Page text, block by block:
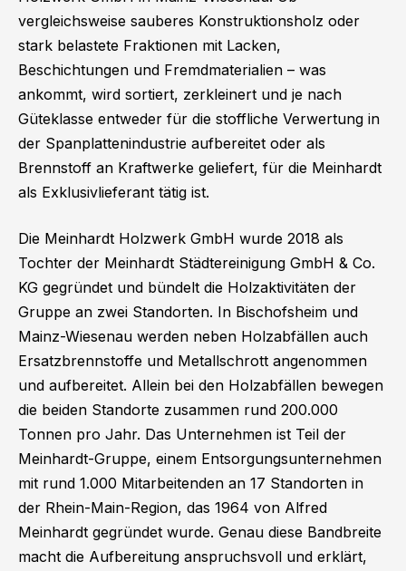
vergleichsweise sauberes Konstruktionsholz oder
stark belastete Fraktionen mit Lacken,
Beschichtungen und Fremdmaterialien – was
ankommt, wird sortiert, zerkleinert und je nach
Güteklasse entweder für die stoffliche Verwertung in
der Spanplattenindustrie aufbereitet oder als
Brennstoff an Kraftwerke geliefert, für die Meinhardt
als Exklusivlieferant tätig ist.
Die Meinhardt Holzwerk GmbH wurde 2018 als
Tochter der Meinhardt Städtereinigung GmbH & Co.
KG gegründet und bündelt die Holzaktivitäten der
Gruppe an zwei Standorten. In Bischofsheim und
Mainz-Wiesenau werden neben Holzabfällen auch
Ersatzbrennstoffe und Metallschrott angenommen
und aufbereitet. Allein bei den Holzabfällen bewegen
die beiden Standorte zusammen rund 200.000
Tonnen pro Jahr. Das Unternehmen ist Teil der
Meinhardt-Gruppe, einem Entsorgungsunternehmen
mit rund 1.000 Mitarbeitenden an 17 Standorten in
der Rhein-Main-Region, das 1964 von Alfred
Meinhardt gegründet wurde. Genau diese Bandbreite
macht die Aufbereitung anspruchsvoll und erklärt,